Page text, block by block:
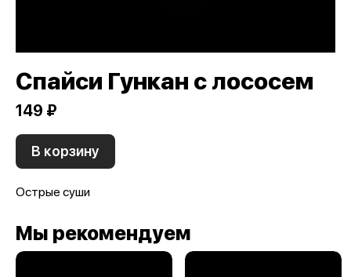
Спайси Гункан с лососем
149 ₽
В корзину
Острые суши
Мы рекомендуем